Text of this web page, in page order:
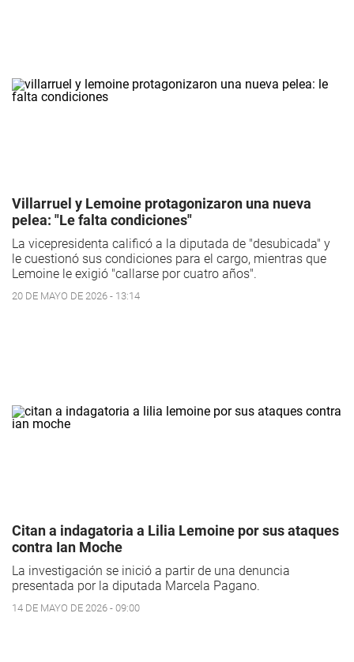
Villarruel y Lemoine protagonizaron una nueva
pelea: "Le falta condiciones"
La vicepresidenta calificó a la diputada de "desubicada" y
le cuestionó sus condiciones para el cargo, mientras que
Lemoine le exigió "callarse por cuatro años".
20 DE MAYO DE 2026 - 13:14
Citan a indagatoria a Lilia Lemoine por sus ataques
contra Ian Moche
La investigación se inició a partir de una denuncia
presentada por la diputada Marcela Pagano.
14 DE MAYO DE 2026 - 09:00